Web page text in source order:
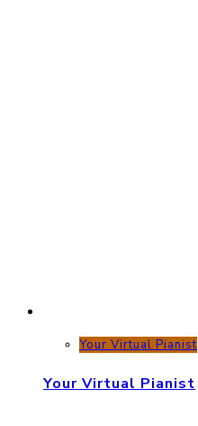
Your Virtual Pianist
Your Virtual Pianist